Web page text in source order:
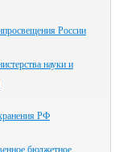
России
науки и
РФ
бюджетное